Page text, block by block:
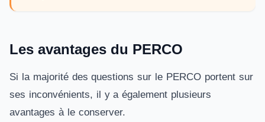
Les avantages du PERCO
Si la majorité des questions sur le PERCO portent sur
ses inconvénients, il y a également plusieurs
avantages à le conserver.